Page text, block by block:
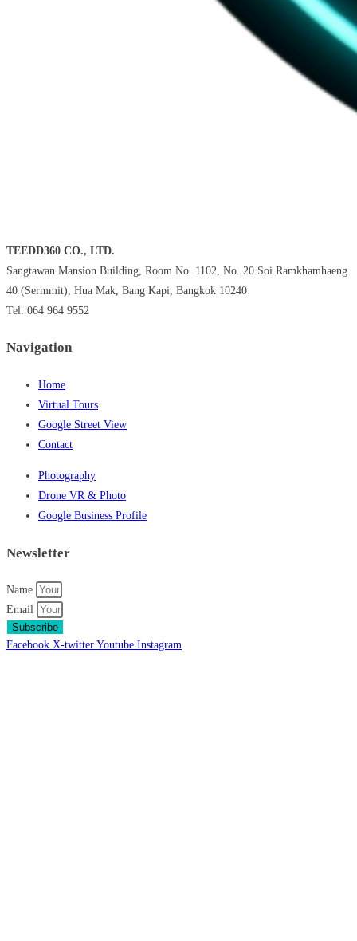
TEEDD360 CO., LTD.
Sangtawan Mansion Building, Room No. 1102, No. 20 Soi Ramkhamhaeng
40 (Sermmit), Hua Mak, Bang Kapi, Bangkok 10240
Tel: 064 964 9552
Navigation
Home
Virtual Tours
Google Street View
Contact
Photography
Drone VR & Photo
Google Business Profile
Newsletter
Name
Email
Subscribe
Facebook X-twitter Youtube Instagram